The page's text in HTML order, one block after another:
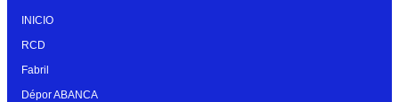
INICIO
RCD
Fabril
Dépor ABANCA